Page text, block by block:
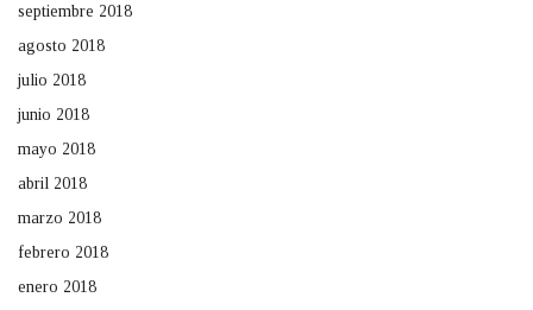
septiembre 2018
agosto 2018
julio 2018
junio 2018
mayo 2018
abril 2018
marzo 2018
febrero 2018
enero 2018